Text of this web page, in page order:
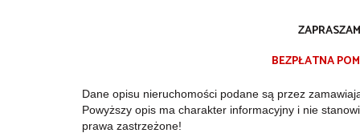
BEZPŁATNA
Dane opisu nieruchomości podane są przez
Powyższy opis ma charakter informacyjny i nie
prawa zastrzeżone!